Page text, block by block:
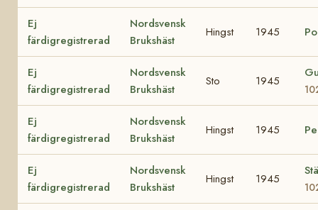
Ej
färdigregistrerad
Nordsvensk
Brukshäst
Hingst 1945
Ej
färdigregistrerad
Nordsvensk
Brukshäst
Sto 1945
Ej
färdigregistrerad
Nordsvensk
Brukshäst
Hingst 1945
Ej
färdigregistrerad
Nordsvensk
Brukshäst
Hingst 1945